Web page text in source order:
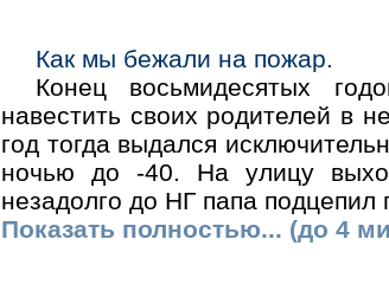
Как мы бежали на пожар.
Конец восьмидесятых
навестить своих родителей в
год тогда выдался
ночью до -40. На улицу
незадолго до НГ папа подцепил
Показать полностью... (до 4